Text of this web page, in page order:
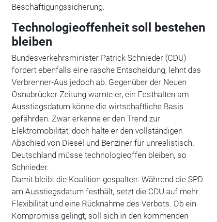
Beschäftigungssicherung.
Technologieoffenheit soll bestehen
bleiben
Bundesverkehrsminister Patrick Schnieder (CDU)
fordert ebenfalls eine rasche Entscheidung, lehnt das
Verbrenner-Aus jedoch ab. Gegenüber der Neuen
Osnabrücker Zeitung warnte er, ein Festhalten am
Ausstiegsdatum könne die wirtschaftliche Basis
gefährden. Zwar erkenne er den Trend zur
Elektromobilität, doch halte er den vollständigen
Abschied von Diesel und Benziner für unrealistisch.
Deutschland müsse technologieoffen bleiben, so
Schnieder.
Damit bleibt die Koalition gespalten: Während die SPD
am Ausstiegsdatum festhält, setzt die CDU auf mehr
Flexibilität und eine Rücknahme des Verbots. Ob ein
Kompromiss gelingt, soll sich in den kommenden